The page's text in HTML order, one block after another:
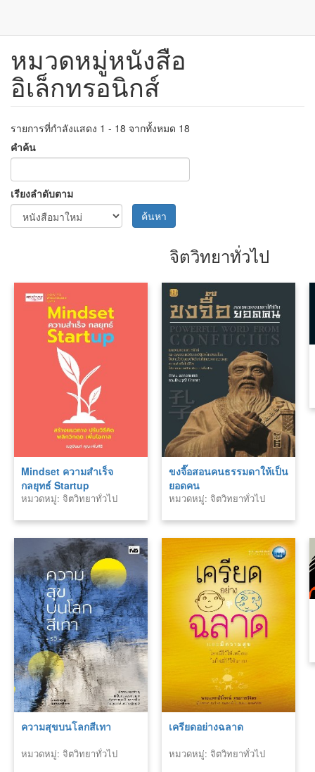
ข้าม
เนื้อหา
หมวดหมู่หนังสือ
อิเล็กทรอนิกส์
รายการที่กำลังแสดง 1 - 18 จากทั้งหมด 18
คำค้น
เรียงลำดับตาม
ค้นหา
จิตวิทยาทั่วไป
Mindset ความสำเร็จ
กลยุทธ์ Startup
หมวดหมู่: จิตวิทยาทั่วไป
ขงจื๊อสอนคนธรรมดาให้เป็น
ยอดคน
หมวดหมู่: จิตวิทยาทั่วไป
ความสุขบนโลกสีเทา
หมวดหมู่: จิตวิทยาทั่วไป
เครียดอย่างฉลาด
หมวดหมู่: จิตวิทยาทั่วไป